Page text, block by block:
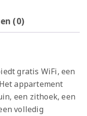
(0)
gratis WiFi, een
appartement
een zithoek, een
volledig